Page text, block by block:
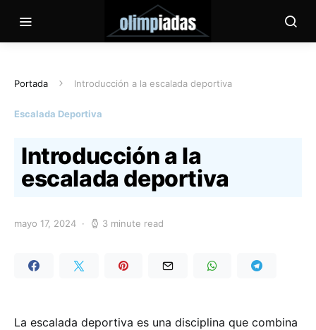
Portada Introducción a la escalada deportiva
Escalada Deportiva
Introducción a la
escalada deportiva
mayo 17, 2024 3 minute read
La escalada deportiva es una disciplina que combina